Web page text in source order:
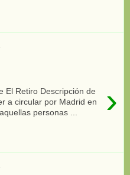
›
El Retiro Descripción de
a circular por Madrid en
personas ...